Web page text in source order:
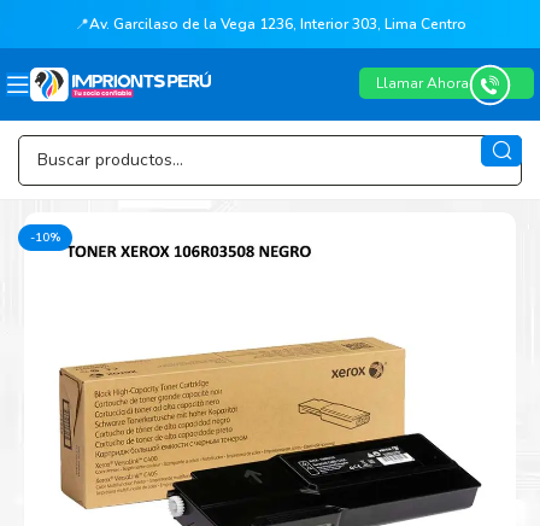
📍Av. Garcilaso de la Vega 1236, Interior 303, Lima Centro
Llamar Ahora
-10%